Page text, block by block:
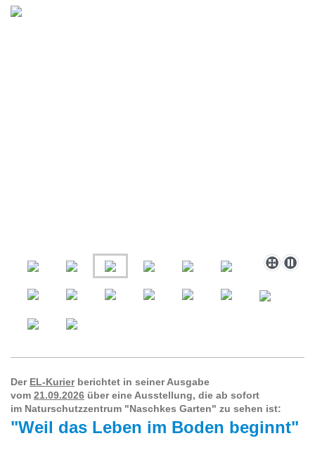
Der EL-Kurierberichtet in seiner Ausgabe
vom 21.09.2026 über eine Ausstellung, die ab sofort
im Naturschutzzentrum "Naschkes Garten" zu sehen ist:
"Weil das Leben im Boden beginnt"